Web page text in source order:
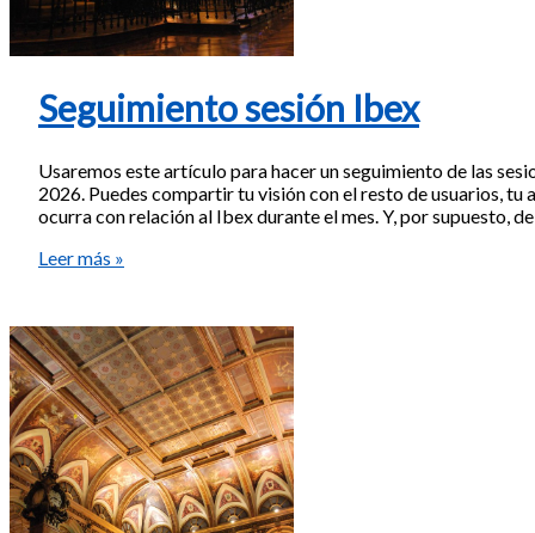
Seguimiento sesión Ibex
Usaremos este artículo para hacer un seguimiento de las
2026. Puedes compartir tu visión con el resto de usuarios, tu
ocurra con relación al Ibex durante el mes. Y, por supuesto,
Seguimiento
Leer más »